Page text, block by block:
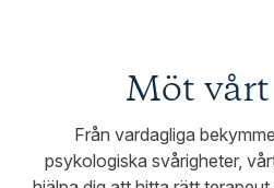
Möt
Från vardagliga
psykologiska svårigheter,